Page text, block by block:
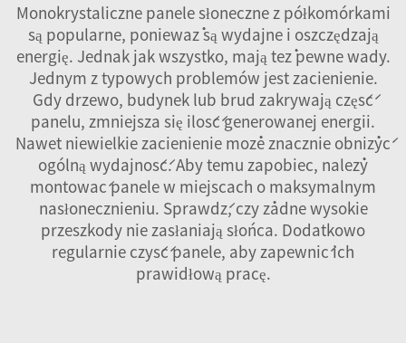
Monokrystaliczne panele słoneczne z półkomórkami
są popularne, ponieważ są wydajne i oszczędzają
energię. Jednak jak wszystko, mają też pewne wady.
Jednym z typowych problemów jest zacienienie.
Gdy drzewo, budynek lub brud zakrywają część
panelu, zmniejsza się ilość generowanej energii.
Nawet niewielkie zacienienie może znacznie obniżyć
ogólną wydajność. Aby temu zapobiec, należy
montować panele w miejscach o maksymalnym
nasłonecznieniu. Sprawdź, czy żadne wysokie
przeszkody nie zasłaniają słońca. Dodatkowo
regularnie czyść panele, aby zapewnić ich
prawidłową pracę.